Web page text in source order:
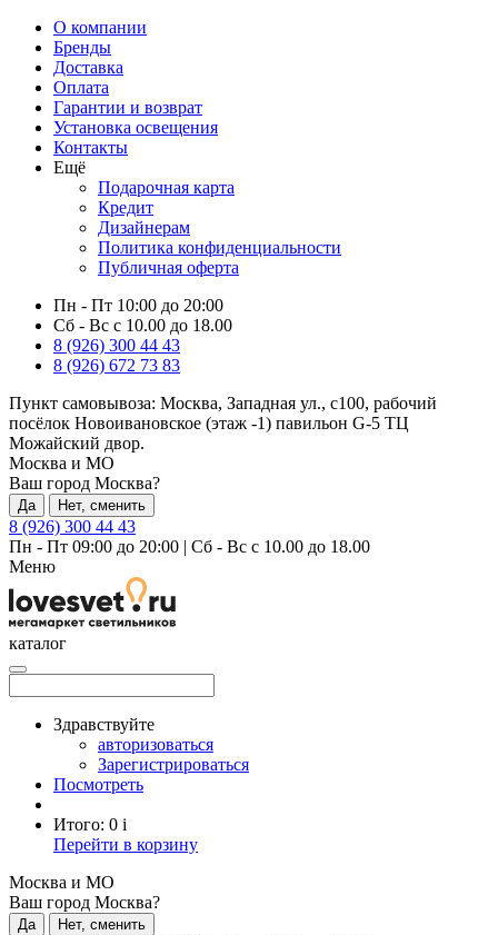
О компании
Бренды
Доставка
Оплата
Гарантии и возврат
Установка освещения
Контакты
Ещё
Подарочная карта
Кредит
Дизайнерам
Политика конфиденциальности
Публичная оферта
Пн - Пт 10:00 до 20:00
Сб - Вс с 10.00 до 18.00
8 (926) 300 44 43
8 (926) 672 73 83
Пункт самовывоза: Москва, Западная ул., с100, рабочий
посёлок Новоивановское (этаж -1) павильон G-5 ТЦ
Можайский двор.
Москва и МО
Ваш город Москва?
Да Нет, сменить
8 (926) 300 44 43
Пн - Пт 09:00 до 20:00 | Сб - Вс с 10.00 до 18.00
Меню
каталог
Здравствуйте
авторизоваться
Зарегистрироваться
Посмотреть
Итого: 0 i
Перейти в корзину
Москва и МО
Ваш город Москва?
Да Нет, сменить